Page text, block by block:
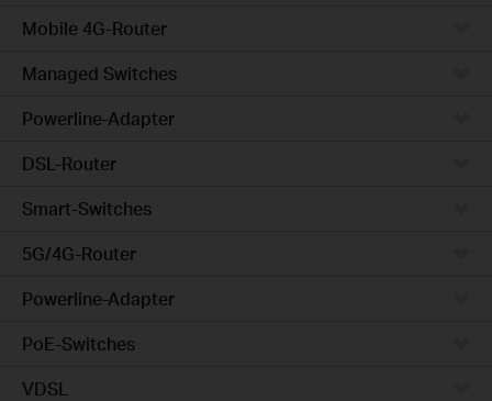
Mobile 4G-Router
Managed Switches
Powerline-Adapter
DSL-Router
Smart-Switches
5G/4G-Router
Powerline-Adapter
PoE-Switches
VDSL